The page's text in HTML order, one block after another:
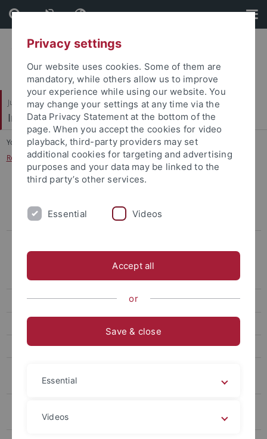
Skip
to
content
Skip
to
footer
Juristische Fakultät
Institut für Kriminologie
You are here: Home
...
Reintegration haftentlassener Terroristen in die Gesellschaft
interventions in the Probation and Parole Service of Baden-
Wurttemberg
Young Muslims in Prison – Challenges and Opportunities for a
Successful Integration
Muslime im Justizvollzug
Reintegration haftentlassener Terroristen in die Gesellschaft
Lebenslagen von Jugendstrafgefangenen
Jugendstrafvollzug
der Jugendstrafanstalt ins Jugendheim."
Privacy settings
Our website uses cookies. Some of them are
mandatory, while others allow us to improve
your experience while using our website. You
may change your settings at any time via the
Data Privacy Statement at the bottom of the
page. When you accept the cookies for video
playback, third-party providers may set
additional cookies for targeting and advertising
purposes and your data may be linked to the
third party’s other services.
Essential Videos
Accept all
or
Save & close
Essential
Videos